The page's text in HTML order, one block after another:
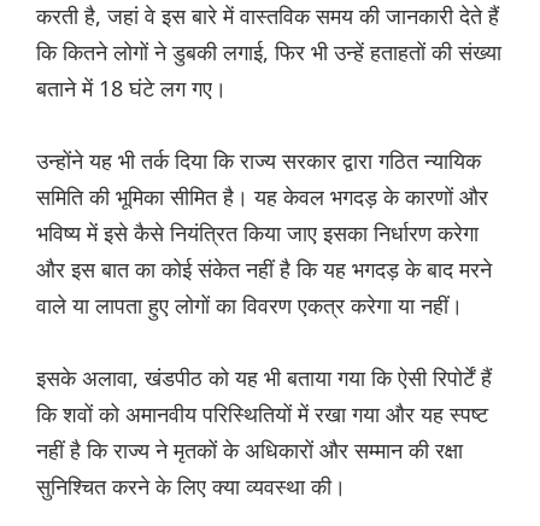
करती है, जहां वे इस बारे में वास्तविक समय की जानकारी देते हैं
कि कितने लोगों ने डुबकी लगाई, फिर भी उन्हें हताहतों की संख्या
बताने में 18 घंटे लग गए।
उन्होंने यह भी तर्क दिया कि राज्य सरकार द्वारा गठित न्यायिक
समिति की भूमिका सीमित है। यह केवल भगदड़ के कारणों और
भविष्य में इसे कैसे नियंत्रित किया जाए इसका निर्धारण करेगा
और इस बात का कोई संकेत नहीं है कि यह भगदड़ के बाद मरने
वाले या लापता हुए लोगों का विवरण एकत्र करेगा या नहीं।
इसके अलावा, खंडपीठ को यह भी बताया गया कि ऐसी रिपोर्टें हैं
कि शवों को अमानवीय परिस्थितियों में रखा गया और यह स्पष्ट
नहीं है कि राज्य ने मृतकों के अधिकारों और सम्मान की रक्षा
सुनिश्चित करने के लिए क्या व्यवस्था की।